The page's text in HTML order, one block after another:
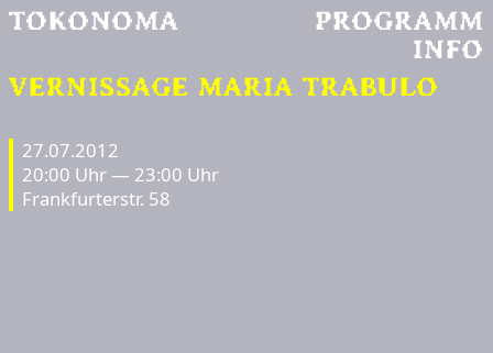
TOKONOMA
PROGRAMM
INFO
VERNISSAGE MARIA TRABULO
27.07.2012
20:00 Uhr — 23:00 Uhr
Frankfurterstr. 58